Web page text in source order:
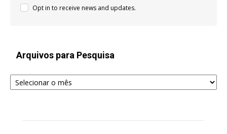
Opt in to receive news and updates.
Arquivos para Pesquisa
Arquivos
para